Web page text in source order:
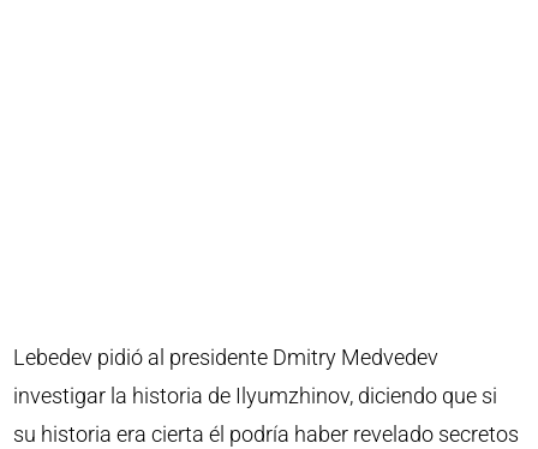
Lebedev pidió al presidente Dmitry Medvedev
investigar la historia de Ilyumzhinov, diciendo que si
su historia era cierta él podría haber revelado secretos